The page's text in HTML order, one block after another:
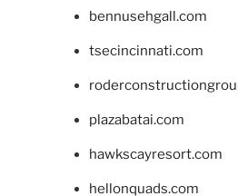
bennusehgall.com
tsecincinnati.com
plazabatai.com
hawkscayresort.com
hellonquads.com